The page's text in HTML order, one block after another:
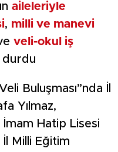
aileleriyle
, milli ve manevi
veli-okul iş
durdu
Buluşması”nda İl
Yılmaz,
Hatip Lisesi
Milli Eğitim